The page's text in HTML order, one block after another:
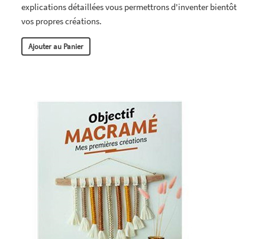
explications détaillées vous permettrons d'inventer bientôt
vos propres créations.
Ajouter au Panier